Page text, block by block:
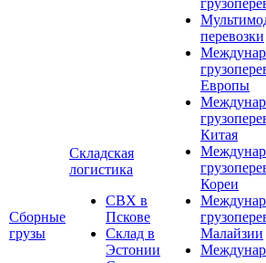
Сборные
грузы
Складская
логистика
СВХ в
Пскове
Склад в
Эстонии
перевозки
Европы
Китая
Кореи
Малайзии